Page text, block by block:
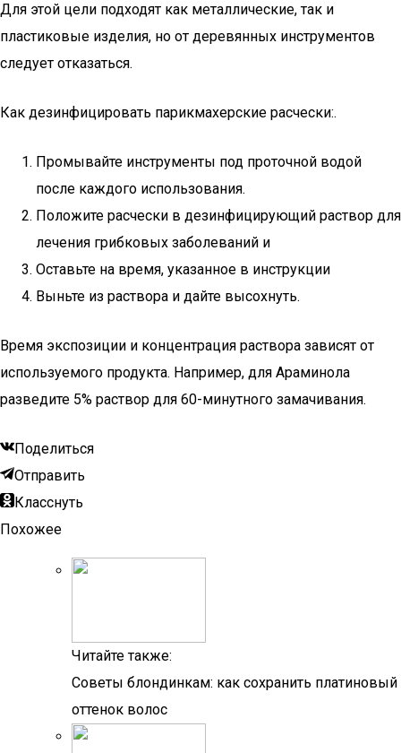
Для этой цели подходят как металлические, так и
пластиковые изделия, но от деревянных инструментов
следует отказаться.
Как дезинфицировать парикмахерские расчески:.
Промывайте инструменты под проточной водой
после каждого использования.
Положите расчески в дезинфицирующий раствор для
лечения грибковых заболеваний и
Оставьте на время, указанное в инструкции
Выньте из раствора и дайте высохнуть.
Время экспозиции и концентрация раствора зависят от
используемого продукта. Например, для Араминола
разведите 5% раствор для 60-минутного замачивания.
Поделиться
Отправить
Класснуть
Похожее
Читайте также:
Советы блондинкам: как сохранить платиновый
оттенок волос